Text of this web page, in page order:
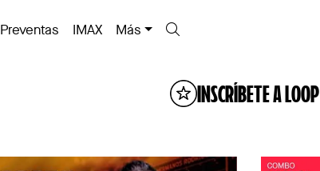
Preventas IMAX Más
INSCRÍBETE A LOOP